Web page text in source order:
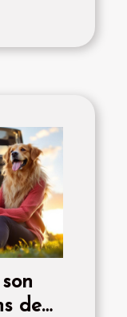
de